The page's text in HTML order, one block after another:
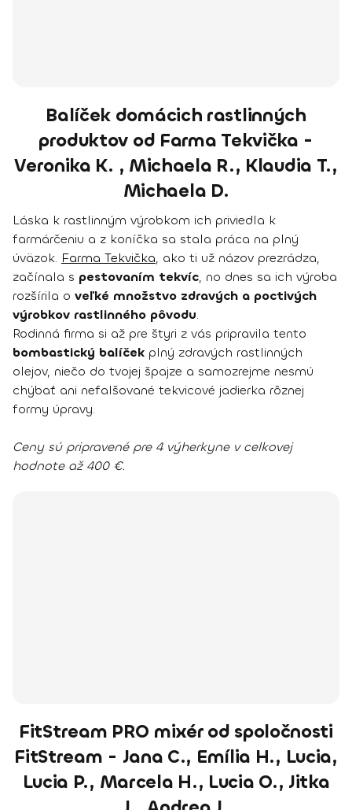
Balíček domácich rastlinných
produktov od Farma Tekvička -
Veronika K. , Michaela R., Klaudia T.,
Michaela D.
Láska k rastlinným výrobkom ich priviedla k
farmárčeniu a z koníčka sa stala práca na plný
úväzok. Farma Tekvička, ako ti už názov prezrádza,
začínala s pestovaním tekvíc, no dnes sa ich výroba
rozšírila o veľké množstvo zdravých a poctivých
výrobkov rastlinného pôvodu.
Rodinná firma si až pre štyri z vás pripravila tento
bombastický balíček plný zdravých rastlinných
olejov, niečo do tvojej špajze a samozrejme nesmú
chýbať ani nefalšované tekvicové jadierka rôznej
formy úpravy.
Ceny sú pripravené pre 4 výherkyne v celkovej
hodnote až 400 €.
FitStream PRO mixér od spoločnosti
FitStream - Jana C., Emília H., Lucia,
Lucia P., Marcela H., Lucia O., Jitka